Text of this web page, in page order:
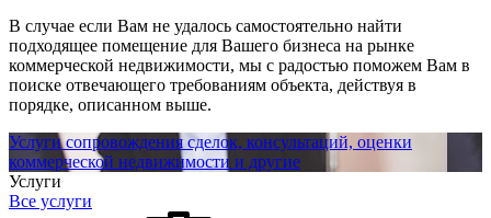
В случае если Вам не удалось самостоятельно найти
подходящее помещение для Вашего бизнеса на рынке
коммерческой недвижимости, мы с радостью поможем Вам в
поиске отвечающего требованиям объекта, действуя в
порядке, описанном выше.
Услуги сопровождения сделок, консультаций, оценки
коммерческой недвижимости и другие
Услуги
Все услуги